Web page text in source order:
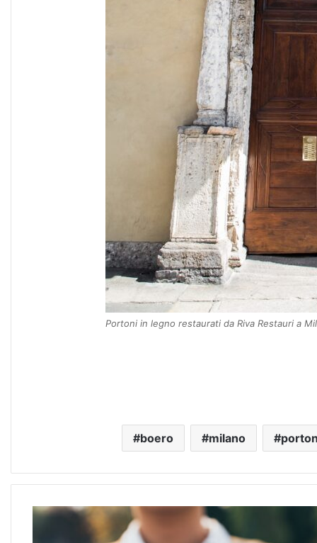
Portoni in legno restaurati da Riva Restauri a
boero milano